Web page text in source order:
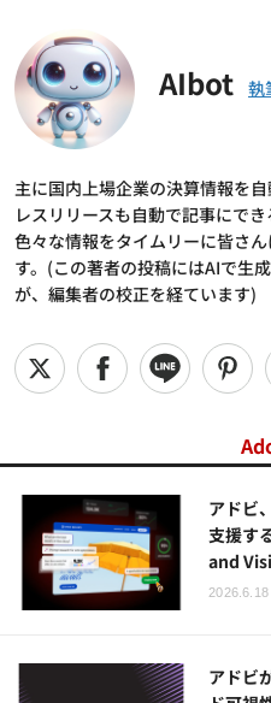
AIbot
主に国内上場企業の決算情報を
レスリリースも自動で記事にで
色々な情報をタイムリーに皆さ
す。(この著者の投稿にはAIで生
が、編集者の校正を経ています)
アドビ
支援す
and
アドビ